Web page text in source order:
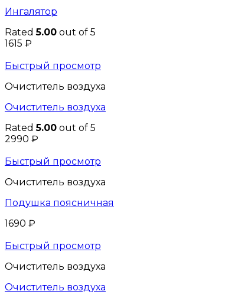
Ингалятор
Rated5.00 out of 5
1615 ₽
Быстрый просмотр
Очиститель воздуха
Очиститель воздуха
Rated5.00 out of 5
2990 ₽
Быстрый просмотр
Очиститель воздуха
Подушка поясничная
1690 ₽
Быстрый просмотр
Очиститель воздуха
Очиститель воздуха